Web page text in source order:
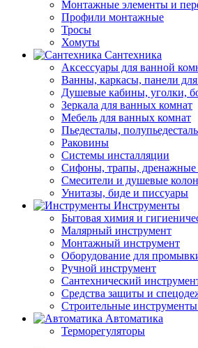
Монтажные элементы и
Профили монтажные
Тросы
Хомуты
Сантехника
Аксессуары для ванной
Ванны, каркасы, панели
Душевые кабины, уголки,
Зеркала для ванных комнат
Мебель для ванных комнат
Пьедесталы,
Раковины
Системы инсталляции
Сифоны, трапы, дренажные
Смесители и душевые
Унитазы, биде и писсуары
Инструменты
Бытовая химия и
Малярный инструмент
Монтажный инструмент
Оборудование для
Ручной инструмент
Сантехнический
Средства защиты и
Строительные
Автоматика
Терморегуляторы